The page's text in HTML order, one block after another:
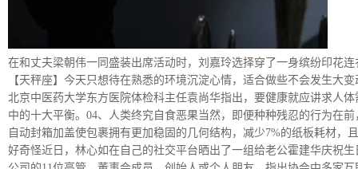
在和丈夫梁朝伟一同盛装出席活动时，刘嘉玲选择穿了一身缤纷印花
【天秤座】今天只想待在熟悉的环境沉淀心情，适合做些不会发生大
北京中医药大学东方医院体检科主任袁尚华指出，要健康就应讲求人
中的十大平衡。04、人类终究自食恶果当然，即便种种残忍的行为在
自动封箱加盖使包裹拥有更加稳固的几何结构，减少7%的纸板耗材
好奇怪近日，林心如在自己的社交平台晒出了一组给老公霍建华庆祝